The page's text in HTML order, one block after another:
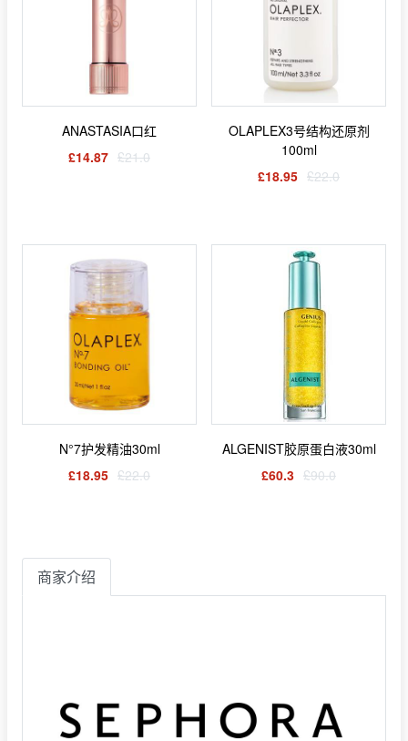
ANASTASIA口红
£14.87 £21.0
OLAPLEX3号结构还原剂
100ml
£18.95 £22.0
N°7护发精油30ml
£18.95 £22.0
ALGENIST胶原蛋白液30ml
£60.3 £90.0
商家介绍